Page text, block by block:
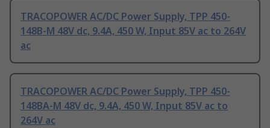
TRACOPOWER AC/DC Power Supply, TPP 450-
148B-M 48V dc, 9.4A, 450 W, Input 85V ac to 264V
ac
TRACOPOWER AC/DC Power Supply, TPP 450-
148BA-M 48V dc, 9.4A, 450 W, Input 85V ac to
264V ac